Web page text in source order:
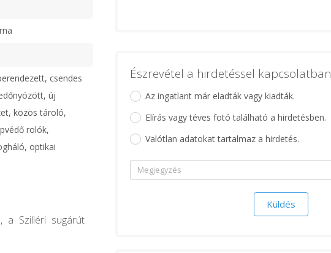
csendes
új
közös tároló,
rolók,
optikai
a Szilléri sugárút
Észrevétel a hirdetéssel kapcsolatban
Az ingatlant már eladták vagy kiadták.
Elírás vagy téves fotó található a hirdetésben.
Valótlan adatokat tartalmaz a hirdetés.